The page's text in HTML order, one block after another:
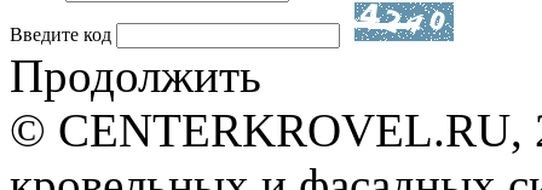
Введите код
Продолжить
© CENTERKROVEL.RU,